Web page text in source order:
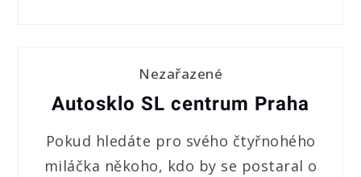
Nezařazené
Autosklo SL centrum Praha
Pokud hledáte pro svého čtyřnohého
miláčka někoho, kdo by se postaral o